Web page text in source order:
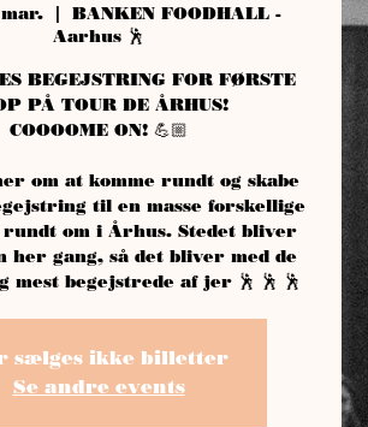
BANKEN FOODHALL -
Aarhus 🕺
BEGEJSTRING FOR FØRSTE
PÅ TOUR DE ÅRHUS!
COOOOME ON! 💪🏼
om at komme rundt og skabe
til en masse forskellige
om i Århus. Stedet bliver
her gang, så det bliver med de
sælges ikke billetter
Se andre events